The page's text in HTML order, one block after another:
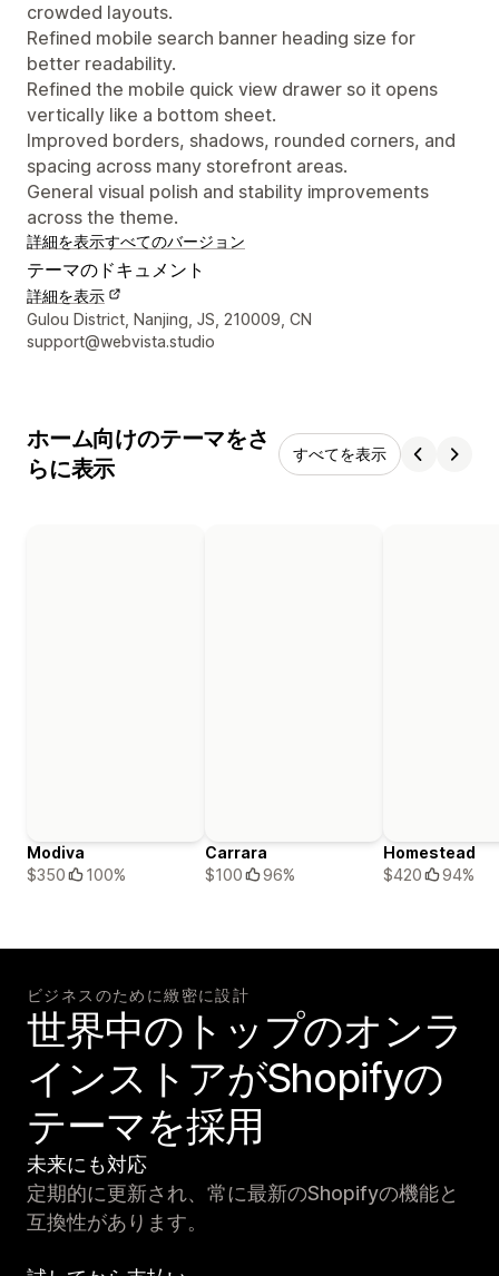
crowded layouts.
Refined mobile search banner heading size for
better readability.
Refined the mobile quick view drawer so it opens
vertically like a bottom sheet.
Improved borders, shadows, rounded corners, and
spacing across many storefront areas.
General visual polish and stability improvements
across the theme.
詳細を表示すべてのバージョン
テーマのドキュメント
詳細を表示
デザイナーの連絡先情報
Gulou District, Nanjing, JS, 210009, CN
support@webvista.studio
ホーム向けのテーマをさ
らに表示
すべてを表示
Modiva
$350
100%
Carrara
$100
96%
Homestead
$420
94%
ビジネスのために緻密に設計
世界中のトップのオンラ
インストアがShopifyの
テーマを採用
未来にも対応
定期的に更新され、常に最新のShopifyの機能と
互換性があります。